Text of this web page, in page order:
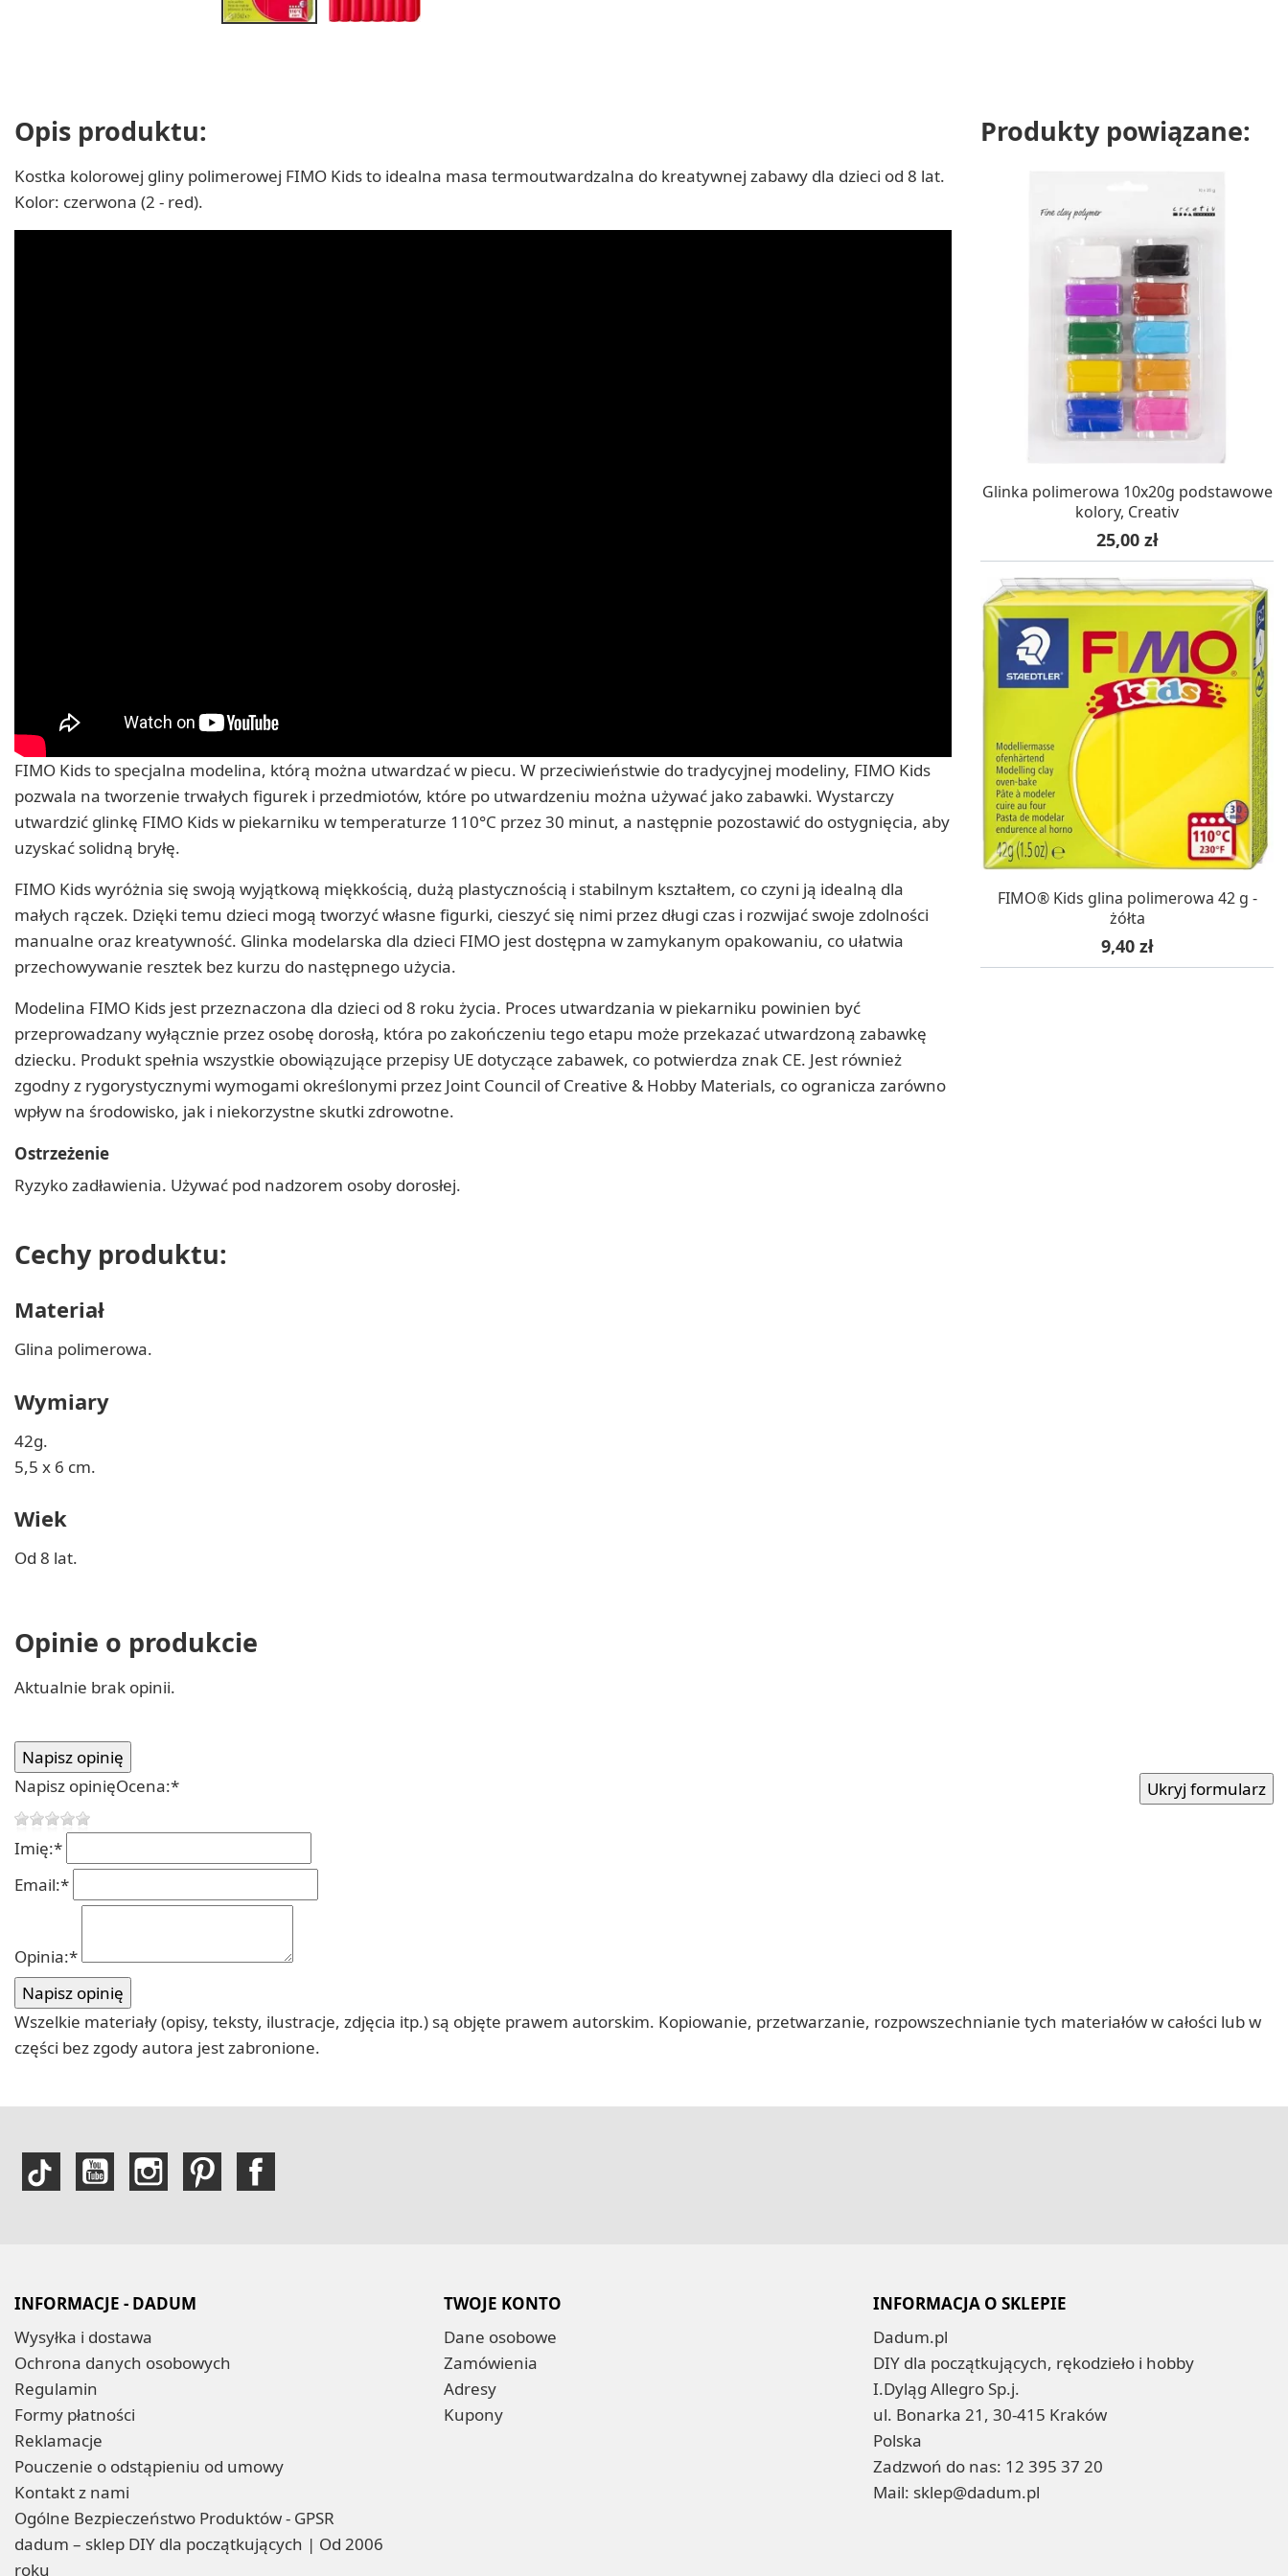
Opis produktu:
Kostka kolorowej gliny polimerowej FIMO Kids to idealna masa termoutwardzalna do kreatywnej zabawy dla dzieci od 8 lat.
Kolor: czerwona (2 - red).
FIMO Kids to specjalna modelina, którą można utwardzać w piecu. W przeciwieństwie do tradycyjnej modeliny, FIMO Kids
pozwala na tworzenie trwałych figurek i przedmiotów, które po utwardzeniu można używać jako zabawki. Wystarczy
utwardzić glinkę FIMO Kids w piekarniku w temperaturze 110°C przez 30 minut, a następnie pozostawić do ostygnięcia, aby
uzyskać solidną bryłę.
FIMO Kids wyróżnia się swoją wyjątkową miękkością, dużą plastycznością i stabilnym kształtem, co czyni ją idealną dla
małych rączek. Dzięki temu dzieci mogą tworzyć własne figurki, cieszyć się nimi przez długi czas i rozwijać swoje zdolności
manualne oraz kreatywność. Glinka modelarska dla dzieci FIMO jest dostępna w zamykanym opakowaniu, co ułatwia
przechowywanie resztek bez kurzu do następnego użycia.
Modelina FIMO Kids jest przeznaczona dla dzieci od 8 roku życia. Proces utwardzania w piekarniku powinien być
przeprowadzany wyłącznie przez osobę dorosłą, która po zakończeniu tego etapu może przekazać utwardzoną zabawkę
dziecku. Produkt spełnia wszystkie obowiązujące przepisy UE dotyczące zabawek, co potwierdza znak CE. Jest również
zgodny z rygorystycznymi wymogami określonymi przez Joint Council of Creative & Hobby Materials, co ogranicza zarówno
wpływ na środowisko, jak i niekorzystne skutki zdrowotne.
Ostrzeżenie
Ryzyko zadławienia. Używać pod nadzorem osoby dorosłej.
Cechy produktu:
Materiał
Glina polimerowa.
Wymiary
42g.
5,5 x 6 cm.
Wiek
Od 8 lat.
Produkty powiązane:
W MAGAZYNIE, DOSTAWA 24H
Glinka polimerowa 10x20g podstawowe
kolory, Creativ
Cena
25,00 zł
W MAGAZYNIE, DOSTAWA 24H
FIMO® Kids glina polimerowa 42 g -
żółta
Cena
9,40 zł
Opinie o produkcie
Aktualnie brak opinii.
Napisz opinięOcena:*
Imię:*
Email:*
Opinia:*
Wszelkie materiały (opisy, teksty, ilustracje, zdjęcia itp.) są objęte prawem autorskim. Kopiowanie, przetwarzanie, rozpowszechnianie tych materiałów w całości lub w
części bez zgody autora jest zabronione.
INFORMACJE - DADUM
Wysyłka i dostawa
Ochrona danych osobowych
Regulamin
Formy płatności
Reklamacje
Pouczenie o odstąpieniu od umowy
Kontakt z nami
Ogólne Bezpieczeństwo Produktów - GPSR
dadum – sklep DIY dla początkujących | Od 2006
roku
TWOJE KONTO
Dane osobowe
Zamówienia
Adresy
Kupony
INFORMACJA O SKLEPIE
Dadum.pl
DIY dla początkujących, rękodzieło i hobby
I.Dyląg Allegro Sp.j.
ul. Bonarka 21, 30-415 Kraków
Polska
Zadzwoń do nas: 12 395 37 20
Mail: sklep@dadum.pl